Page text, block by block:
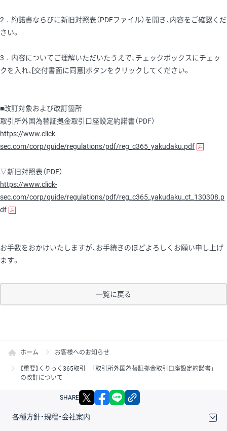
2．約諾書ならびに新旧対照表（PDFファイル）を開き、内容をご確認くだ
さい。
3．内容についてご理解いただいたうえで、チェックボックスにチェッ
クを入れ、[交付書面に同意]ボタンをクリックしてください。
■改訂対象および改訂箇所
取引所外国為替証拠金取引口座設定約諾書（PDF）
https://www.click-
sec.com/corp/guide/regulations/pdf/reg_c365_yakudaku.pdf
▽新旧対照表（PDF）
https://www.click-
sec.com/corp/guide/regulations/pdf/reg_c365_yakudaku_ct_130308.p
df
お手数をおかけいたしますが、お手続きのほどよろしくお願い申し上げ
ます。
一覧に戻る
ホーム お客様へのお知らせ
【重要】くりっく365取引 「取引所外国為替証拠金取引口座設定約諾書」
の改訂について
SHARE X facebook
各種方針・規程・会社案内